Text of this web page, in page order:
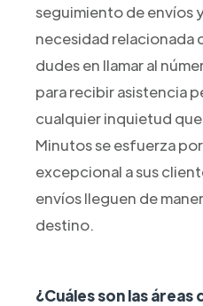
seguimiento de envíos
necesidad relacionada
dudes en llamar al
para recibir asistencia
cualquier inquietud
Minutos se esfuerza
excepcional a sus
envíos lleguen de
destino.
¿Cuáles son las